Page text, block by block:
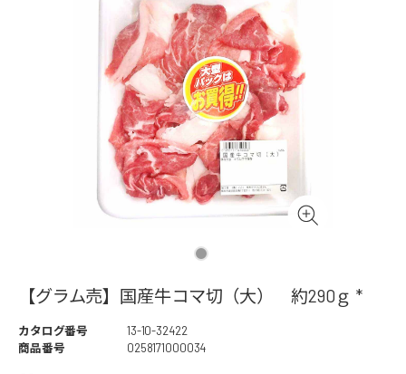
【グラム売】国産牛コマ切（大） 約290ｇ *
カタログ番号
13-10-32422
商品番号
0258171000034